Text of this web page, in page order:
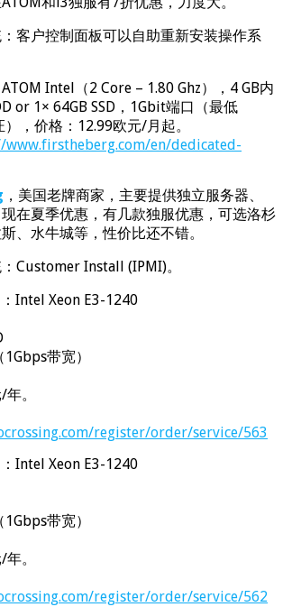
客户控制面板可以自助重新安装操作系
Intel（2 Core – 1.80 Ghz），4 GB内
or 1× 64GB SSD，1Gbit端口（最低
，价格：12.99欧元/月起。
www.firstheberg.com/en/dedicated-
，美国老牌商家，主要提供独立服务器、
在夏季优惠，有几款独服优惠，可选洛杉
、水牛城等，性价比还不错。
Customer Install (IPMI)。
Intel Xeon E3-1240
带宽）
。
register/order/service/563
Intel Xeon E3-1240
带宽）
。
register/order/service/562